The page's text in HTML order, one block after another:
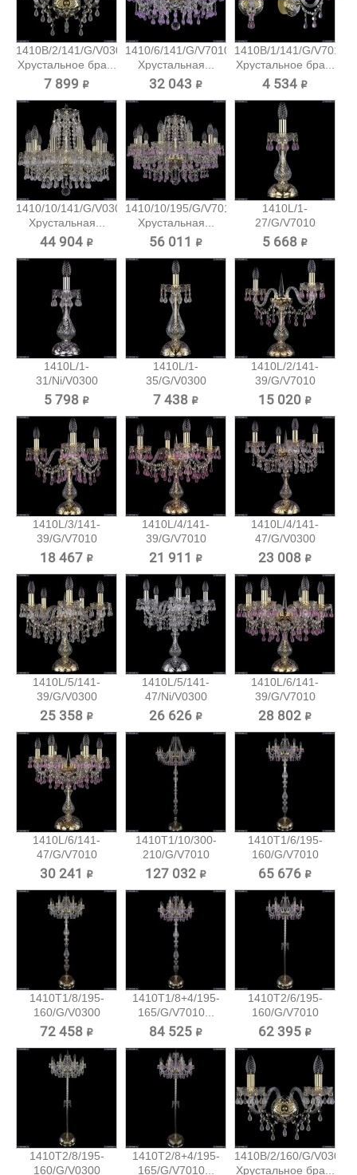
1410B/2/141/G/V0300
Хрустальное бра...
7 899 ₽
1410/6/141/G/V7010
Хрустальная...
32 043 ₽
1410B/1/141/G/V7010
Хрустальное бра...
4 534 ₽
1410/10/141/G/V0300
Хрустальная...
44 904 ₽
1410/10/195/G/V7010
Хрустальная...
56 011 ₽
1410L/1-
27/G/V7010
Хрустальная...
5 668 ₽
1410L/1-
31/Ni/V0300
Хрустальная...
5 798 ₽
1410L/1-
35/G/V0300
Хрустальная...
7 438 ₽
1410L/2/141-
39/G/V7010
Хрустальная...
15 020 ₽
1410L/3/141-
39/G/V7010
Хрустальная...
18 467 ₽
1410L/4/141-
39/G/V7010
Хрустальная...
21 911 ₽
1410L/4/141-
47/G/V0300
Хрустальная...
23 008 ₽
1410L/5/141-
39/G/V0300
Хрустальная...
25 358 ₽
1410L/5/141-
47/Ni/V0300
Хрустальная...
26 626 ₽
1410L/6/141-
39/G/V7010
Хрустальная...
28 802 ₽
1410L/6/141-
47/G/V7010
Хрустальная...
30 241 ₽
1410T1/10/300-
210/G/V7010
Хрустальный...
127 032 ₽
1410T1/6/195-
160/G/V7010
Хрустальный...
65 676 ₽
1410T1/8/195-
160/G/V0300
Хрустальный...
72 458 ₽
1410T1/8+4/195-
165/G/V7010...
84 525 ₽
1410T2/6/195-
160/G/V7010
Хрустальный...
62 395 ₽
1410T2/8/195-
160/G/V0300
1410T2/8+4/195-
165/G/V7010...
1410B/2/160/G/V0300
Хрустальное бра...